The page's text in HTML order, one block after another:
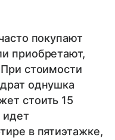
покупают
приобретают,
стоимости
однушка
стоить 15
идет
в пятиэтажке,